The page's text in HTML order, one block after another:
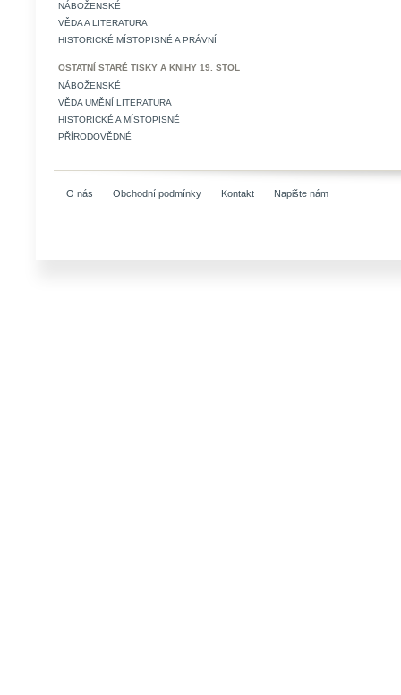
NÁBOŽENSKÉ
VĚDA A LITERATURA
HISTORICKÉ MÍSTOPISNÉ A PRÁVNÍ
OSTATNÍ STARÉ TISKY A KNIHY 19. STOL
NÁBOŽENSKÉ
VĚDA UMĚNÍ LITERATURA
HISTORICKÉ A MÍSTOPISNÉ
PŘÍRODOVĚDNÉ
O nás Obchodní podmínky Kontakt Napište nám